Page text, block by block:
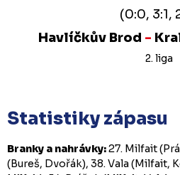
(0:0, 3:1,
Havlíčkův Brod -
2. liga
Statistiky zápasu
Branky a nahrávky:27. Milfait
(Bureš, Dvořák), 38. Vala (Milfait,